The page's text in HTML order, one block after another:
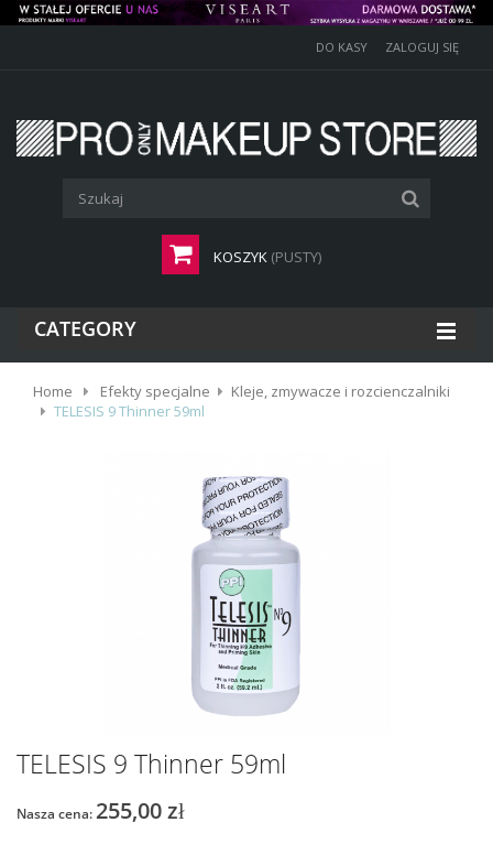
DO KASY ZALOGUJ SIĘ
KOSZYK (PUSTY)
CATEGORY
Home Efekty specjalne
Kleje, zmywacze i rozcienczalniki
TELESIS 9 Thinner 59ml
TELESIS 9 Thinner 59ml
Nasza cena: 255,00 zł